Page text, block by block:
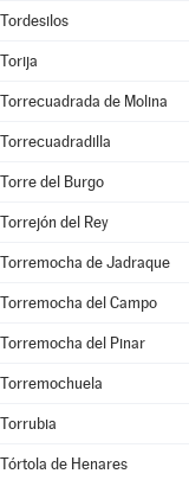
Tordesilos
Torija
Torrecuadrada de Molina
Torrecuadradilla
Torre del Burgo
Torrejón del Rey
Torremocha de Jadraque
Torremocha del Campo
Torremocha del Pinar
Torremochuela
Torrubia
Tórtola de Henares